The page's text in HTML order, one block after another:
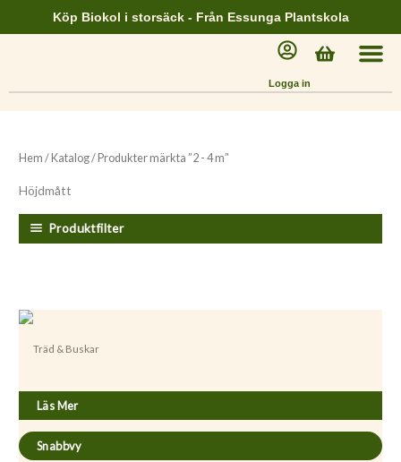
till
Köp Biokol i storsäck - Från Essunga Plantskola
Logga in
Varukorg
Hem /Katalog/ Produkter märkta ”2 - 4 m”
Höjdmått
Produktfilter
Träd & Buskar
Läs Mer
Snabbvy